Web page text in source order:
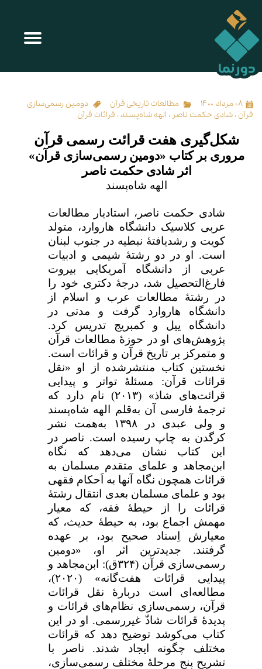
۰۸ مرداد ۱۴۰۰ مطالعات تاریخی قرآن
دومین رسمی‌سازی
قرآن ، شادی حکمت ناصر ، الهه شاه‌پسند، قرائات قرآن
شکل‌گیری هفت قرائت رسمی قرآن
مروری بر کتاب «دومین رسمی‌سازی قرآن»
اثر شادی حکمت ناصر
الهه شاه‌پسند
شادی حکمت ناصر، استادیار مطالعات
عربی کلاسیک دانشگاه هاروارد، متولد
کویت و رشدیافتۀ نبطیه در جنوب لبنان
است. او در دو رشتۀ شیمی و ادبیات
عربی از دانشگاه آمریکایی بیروت
فارغ‌التحصیل شد، درجۀ دکتری خود را
در رشتۀ مطالعات عرب و اسلام از
دانشگاه هاروارد گرفت و مدتی در
دانشگاه ییل و کمبریج تدریس کرد.
پژوهش‌های او در حوزۀ مطالعات قرآن
و متمرکز بر تاریخ قرآن و قرائات است.
نخستین کتاب منتشرشده از او «نقل
قرائات قرآن: مسئلۀ تواتر و پیدایی
قرائت‌های شاذ» (۲۰۱۳)
نام دارد که
ترجمۀ فارسی آن به‌قلم الهه شاه‌پسند
و ولی عبدی در ۱۳۹۸
به‌همت نشر
کرگدن به چاپ رسیده است. ناصر در
این کتاب نشان می‌دهد که نگاه
ابن‌مجاهد و علمای متقدم مسلمان به
قرائات همچون نگاه آنها به اَحکام فقهی
بود و علمای مسلمان بعدی انتقال رشتۀ
قرائات را از حیطۀ فقه، که معیار
مهمش اجماع بود، به حیطۀ حدیث، که
معیارش اِسناد صحیح بود، بر عهده
گرفتند. جدید‌ترین اثر او، «دومین
رسمی‌سازی قرآن (۳۲۴ق): ابن‌مجاهد و
پیدایی قرائات هفت‌گانه» (۲۰۲۰)،
مطالعه‌ای است دربارۀ نقل قرائات
قرآن، رسمی‌سازی نظام‌های قرائات و
پدیدۀ قرائات شاذّ غیررسمی. او در این
کتاب می‌کوشد توضیح دهد که قرائات
مختلف چگونه ایجاد شدند. ناصر با
تشریح پنج مرحلهٔ مختلف رسمی‌سازی،